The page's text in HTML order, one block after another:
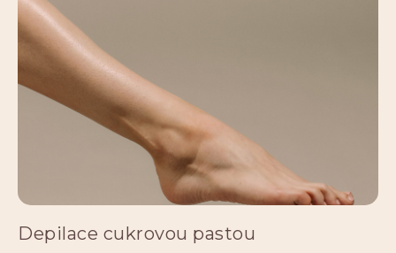
Depilace cukrovou pastou